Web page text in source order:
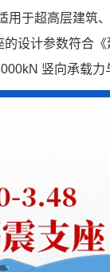
用于超高层建筑
设计参数符合
竖向承载